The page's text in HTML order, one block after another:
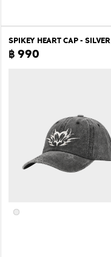
SPIKEY HEART CAP - SILVER
฿ 990